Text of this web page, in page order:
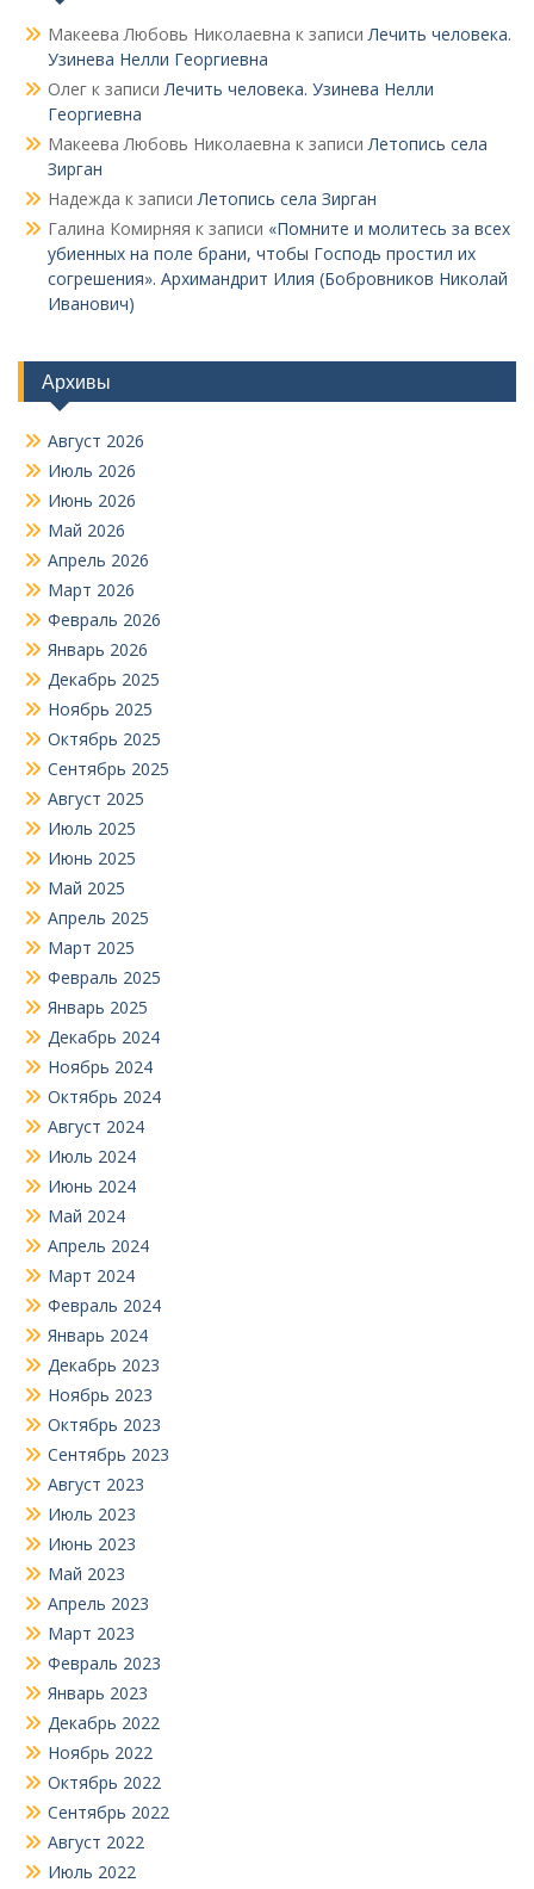
Макеева Любовь Николаевна к записиЛечить человека.
Узинева Нелли Георгиевна
Олег к записиЛечить человека. Узинева Нелли
Георгиевна
Макеева Любовь Николаевна к записиЛетопись села
Зирган
Надежда к записиЛетопись села Зирган
Галина Комирняя к записи «Помните и молитесь за всех
убиенных на поле брани, чтобы Господь простил их
согрешения». Архимандрит Илия (Бобровников Николай
Иванович)
Архивы
Август 2026
Июль 2026
Июнь 2026
Май 2026
Апрель 2026
Март 2026
Февраль 2026
Январь 2026
Декабрь 2025
Ноябрь 2025
Октябрь 2025
Сентябрь 2025
Август 2025
Июль 2025
Июнь 2025
Май 2025
Апрель 2025
Март 2025
Февраль 2025
Январь 2025
Декабрь 2024
Ноябрь 2024
Октябрь 2024
Август 2024
Июль 2024
Июнь 2024
Май 2024
Апрель 2024
Март 2024
Февраль 2024
Январь 2024
Декабрь 2023
Ноябрь 2023
Октябрь 2023
Сентябрь 2023
Август 2023
Июль 2023
Июнь 2023
Май 2023
Апрель 2023
Март 2023
Февраль 2023
Январь 2023
Декабрь 2022
Ноябрь 2022
Октябрь 2022
Сентябрь 2022
Август 2022
Июль 2022